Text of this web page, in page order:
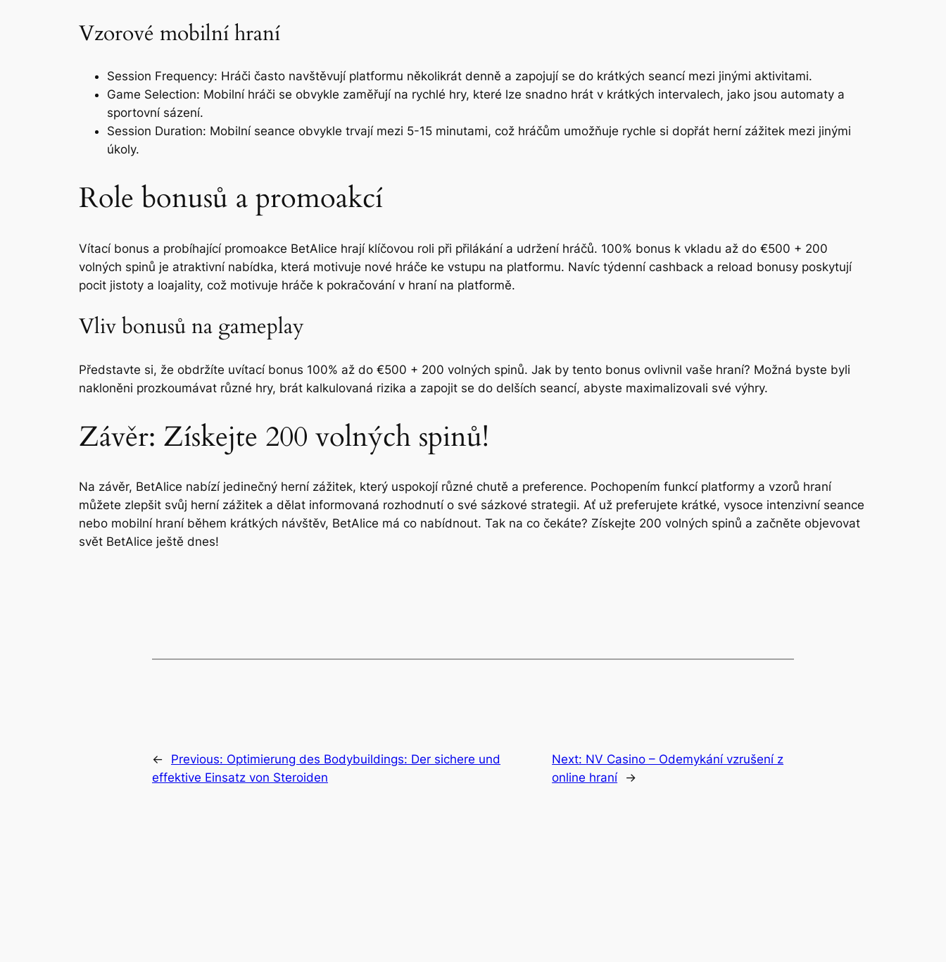
Vzorové mobilní hraní
Session Frequency: Hráči často navštěvují platformu několikrát denně a zapojují se do krátkých seancí mezi jinými aktivitami.
Game Selection: Mobilní hráči se obvykle zaměřují na rychlé hry, které lze snadno hrát v krátkých intervalech, jako jsou automaty a
sportovní sázení.
Session Duration: Mobilní seance obvykle trvají mezi 5-15 minutami, což hráčům umožňuje rychle si dopřát herní zážitek mezi jinými
úkoly.
Role bonusů a promoakcí
Vítací bonus a probíhající promoakce BetAlice hrají klíčovou roli při přilákání a udržení hráčů. 100% bonus k vkladu až do €500 + 200
volných spinů je atraktivní nabídka, která motivuje nové hráče ke vstupu na platformu. Navíc týdenní cashback a reload bonusy poskytují
pocit jistoty a loajality, což motivuje hráče k pokračování v hraní na platformě.
Vliv bonusů na gameplay
Představte si, že obdržíte uvítací bonus 100% až do €500 + 200 volných spinů. Jak by tento bonus ovlivnil vaše hraní? Možná byste byli
nakloněni prozkoumávat různé hry, brát kalkulovaná rizika a zapojit se do delších seancí, abyste maximalizovali své výhry.
Závěr: Získejte 200 volných spinů!
Na závěr, BetAlice nabízí jedinečný herní zážitek, který uspokojí různé chutě a preference. Pochopením funkcí platformy a vzorů hraní
můžete zlepšit svůj herní zážitek a dělat informovaná rozhodnutí o své sázkové strategii. Ať už preferujete krátké, vysoce intenzivní seance
nebo mobilní hraní během krátkých návštěv, BetAlice má co nabídnout. Tak na co čekáte? Získejte 200 volných spinů a začněte objevovat
svět BetAlice ještě dnes!
← Previous: Optimierung des Bodybuildings: Der sichere und
effektive Einsatz von Steroiden
Next: NV Casino – Odemykání vzrušení z
online hraní
→